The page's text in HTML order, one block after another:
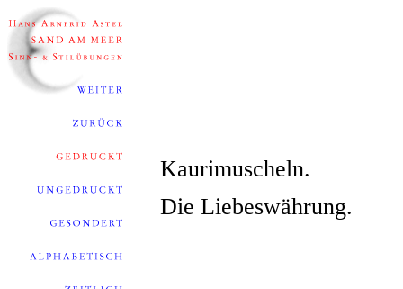
Kaurimuscheln.
Die Liebeswährung.